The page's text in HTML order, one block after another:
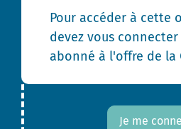
Pour accéder à cette
devez vous
abonné à l'offre de la
Je me